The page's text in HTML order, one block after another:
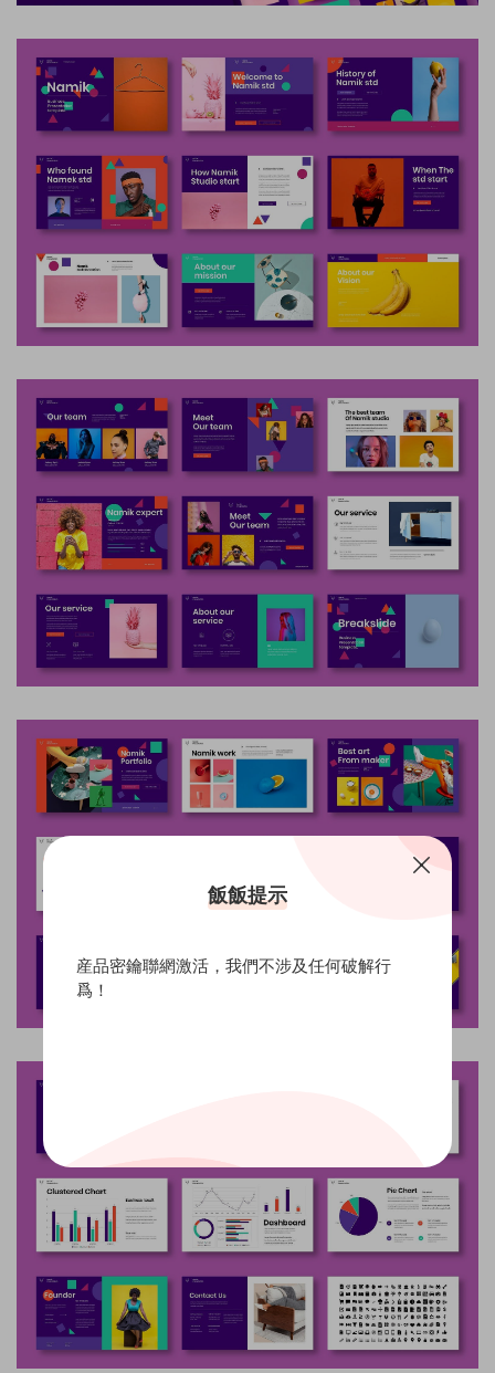
飯飯提示
産品密鑰聯網激活，我們不涉及任何破解行
爲！